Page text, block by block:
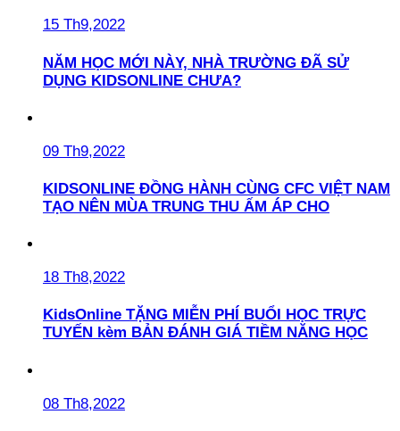
15 Th9,2022
NĂM HỌC MỚI NÀY, NHÀ TRƯỜNG ĐÃ SỬ
DỤNG KIDSONLINE CHƯA?
09 Th9,2022
KIDSONLINE ĐỒNG HÀNH CÙNG CFC VIỆT NAM
TẠO NÊN MÙA TRUNG THU ẤM ÁP CHO
18 Th8,2022
KidsOnline TẶNG MIỄN PHÍ BUỔI HỌC TRỰC
TUYẾN kèm BẢN ĐÁNH GIÁ TIỀM NĂNG HỌC
08 Th8,2022